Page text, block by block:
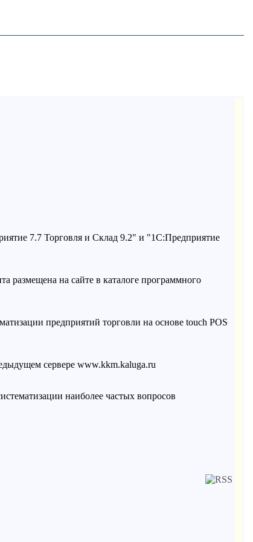
7.7 Торговля и Склад 9.2" и "1С:Предприятие
на сайте в каталоге программного
предприятий торговли на основе touch POS
сервере www.kkm.kaluga.ru
наиболее частых вопросов